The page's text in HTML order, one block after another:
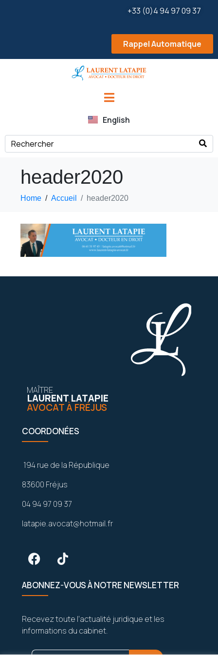
+33 (0)4 94 97 09 37
Rappel Automatique
English
header2020
Home Accueil header2020
MAÎTRE
LAURENT LATAPIE
AVOCAT À FRÉJUS
COORDONÉES
194 rue de la République
83600 Fréjus
04 94 97 09 37
latapie.avocat@hotmail.fr
ABONNEZ-VOUS À NOTRE NEWSLETTER
Recevez toute l’actualité juridique et les
informations du cabinet.